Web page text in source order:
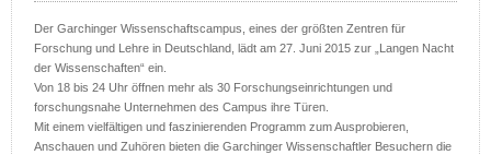
Der Garchinger Wissenschaftscampus, eines der größten Zentren für
Forschung und Lehre in Deutschland, lädt am 27. Juni 2015 zur „Langen Nacht
der Wissenschaften“ ein.
Von 18 bis 24 Uhr öffnen mehr als 30 Forschungseinrichtungen und
forschungsnahe Unternehmen des Campus ihre Türen.
Mit einem vielfältigen und faszinierenden Programm zum Ausprobieren,
Anschauen und Zuhören bieten die Garchinger Wissenschaftler Besuchern die